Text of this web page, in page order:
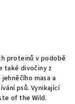
proteinů v podobě
také divočiny z
masa a
psů. Vynikající
of the Wild.